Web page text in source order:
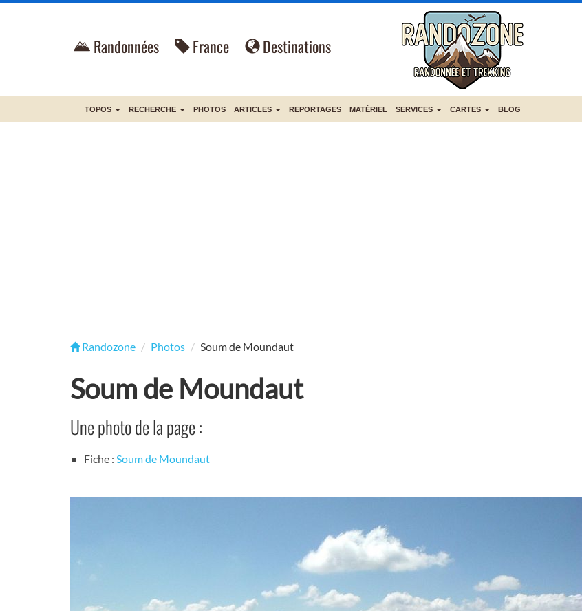
Randonnées France Destinations
TOPOS RECHERCHE PHOTOS ARTICLES REPORTAGES MATÉRIEL SERVICES CARTES BLOG
Randozone Photos Soum de Moundaut
Soum de Moundaut
Une photo de la page :
Fiche : Soum de Moundaut